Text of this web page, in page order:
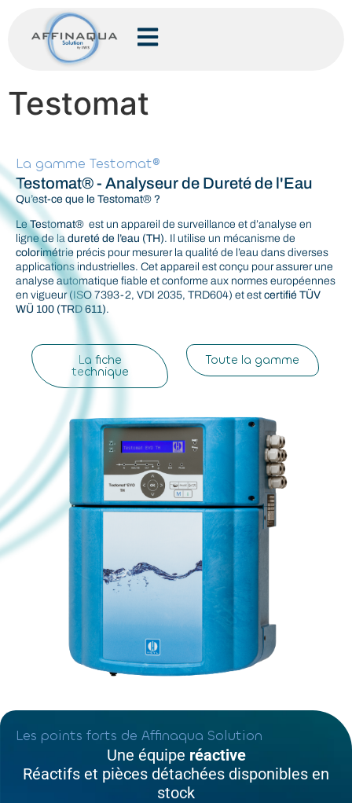
Testomat
La gamme Testomat®
Testomat® - Analyseur de Dureté de l'Eau
Qu’est-ce que le Testomat® ?
LeTestomat® est un appareil de surveillance et d’analyse en
ligne de la dureté de l’eau (TH). Il utilise un mécanisme de
colorimétrie précis pour mesurer la qualité de l’eau dans diverses
applications industrielles. Cet appareil est conçu pour assurer une
analyse automatique fiable et conforme aux normes européennes
en vigueur (ISO 7393-2, VDI 2035, TRD604) et est certifié TÜV
WÜ 100 (TRD 611).
La fiche
technique
Toute la gamme
Les points forts de Affinaqua Solution
Une équipe réactive
Réactifs et pièces détachées disponibles en
stock